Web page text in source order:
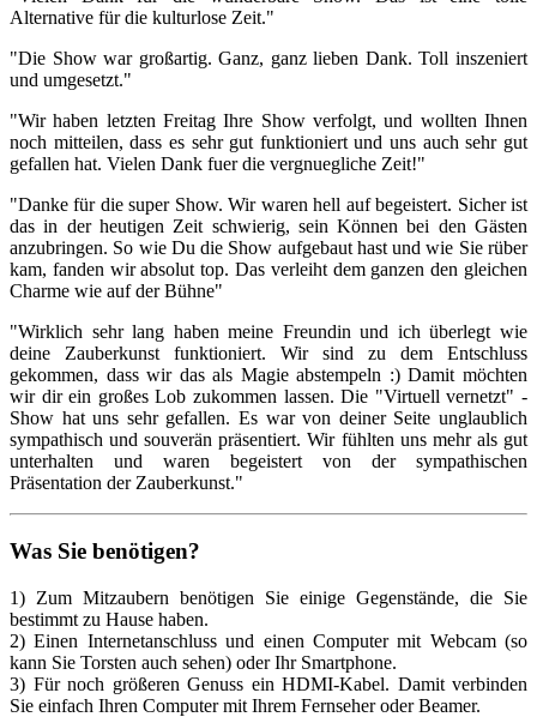
Alternative für die kulturlose Zeit."
"Die Show war großartig. Ganz, ganz lieben Dank. Toll inszeniert
und umgesetzt."
"Wir haben letzten Freitag Ihre Show verfolgt, und wollten Ihnen
noch mitteilen, dass es sehr gut funktioniert und uns auch sehr gut
gefallen hat. Vielen Dank fuer die vergnuegliche Zeit!"
"Danke für die super Show. Wir waren hell auf begeistert. Sicher ist
das in der heutigen Zeit schwierig, sein Können bei den Gästen
anzubringen. So wie Du die Show aufgebaut hast und wie Sie rüber
kam, fanden wir absolut top. Das verleiht dem ganzen den gleichen
Charme wie auf der Bühne"
"Wirklich sehr lang haben meine Freundin und ich überlegt wie
deine Zauberkunst funktioniert. Wir sind zu dem Entschluss
gekommen, dass wir das als Magie abstempeln :) Damit möchten
wir dir ein großes Lob zukommen lassen. Die "Virtuell vernetzt" -
Show hat uns sehr gefallen. Es war von deiner Seite unglaublich
sympathisch und souverän präsentiert. Wir fühlten uns mehr als gut
unterhalten und waren begeistert von der sympathischen
Präsentation der Zauberkunst."
Was Sie benötigen?
1) Zum Mitzaubern benötigen Sie einige Gegenstände, die Sie
bestimmt zu Hause haben.
2) Einen Internetanschluss und einen Computer mit Webcam (so
kann Sie Torsten auch sehen) oder Ihr Smartphone.
3) Für noch größeren Genuss ein HDMI-Kabel. Damit verbinden
Sie einfach Ihren Computer mit Ihrem Fernseher oder Beamer.